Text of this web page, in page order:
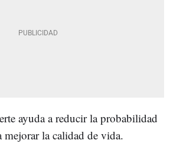
ayuda a reducir la probabilidad
la calidad de vida.